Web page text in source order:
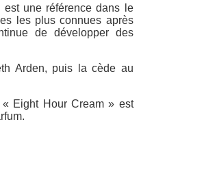
une référence dans le
les plus connues après
de développer des
Arden, puis la cède au
Eight Hour Cream » est